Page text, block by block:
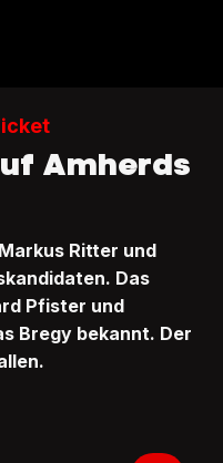
Amherds
Ritter und
Das
Pfister und
Bregy bekannt. Der